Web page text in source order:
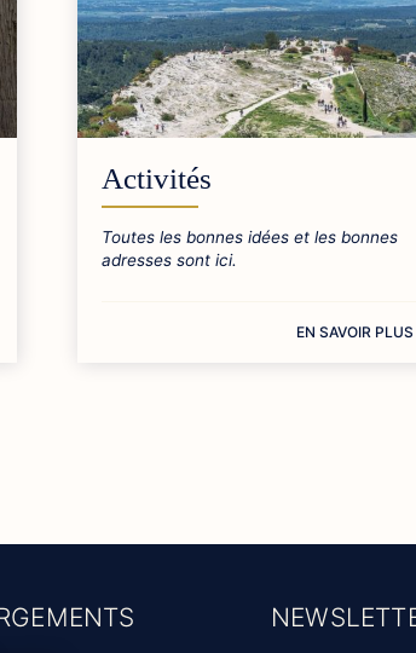
Activités
Toutes les bonnes idées et les bonnes
adresses sont ici.
EN SAVOIR PLUS